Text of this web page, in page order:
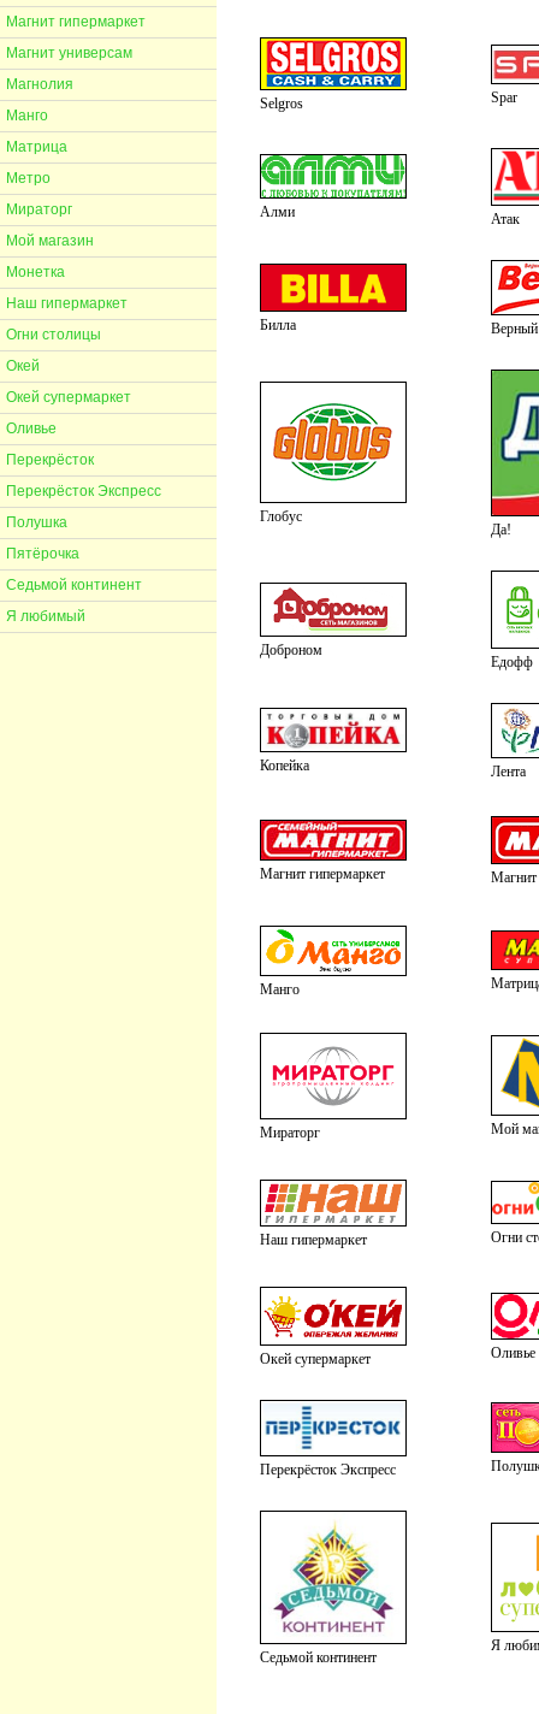
Магнит гипермаркет
Магнит универсам
Магнолия
Манго
Матрица
Метро
Мираторг
Мой магазин
Монетка
Наш гипермаркет
Огни столицы
Окей
Окей супермаркет
Оливье
Перекрёсток
Перекрёсток Экспресс
Полушка
Пятёрочка
Седьмой континент
Я любимый
Selgros Spar
Алми Атак
Билла Верный
Глобус
Да!
Доброном
Едофф
Копейка Лента
Магнит гипермаркет Магнит
Манго
Мираторг Мой
Наш гипермаркет Огни
Окей супермаркет Оливье
Перекрёсток Экспресс
Седьмой континент
Я